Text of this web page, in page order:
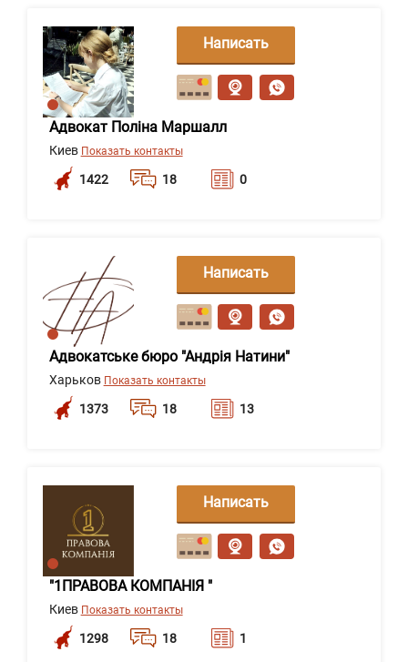
Адвокат Поліна Маршалл
Киев Показать контакты
1422 18 0
Написать
сообщение
Адвокатське бюро "Андрія Натини"
Харьков Показать контакты
1373 18 13
Написать
сообщение
"1ПРАВОВА КОМПАНІЯ "
Киев Показать контакты
1298 18 1
Написать
сообщение